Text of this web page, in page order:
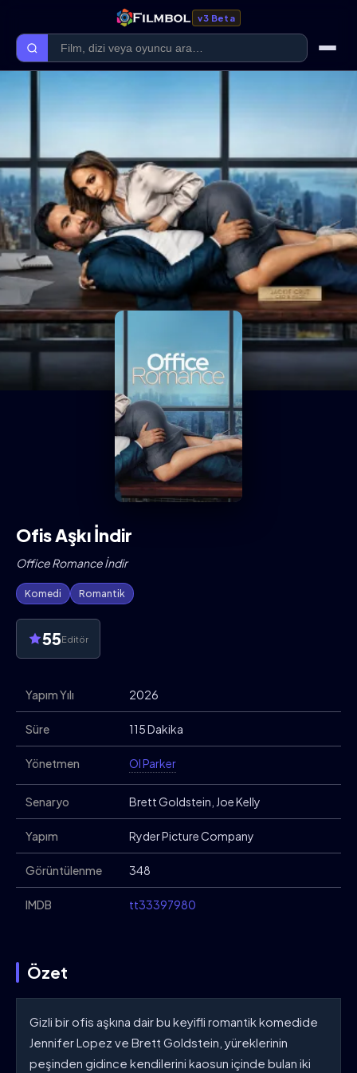
v3 Beta
Kategoriler
Kaliteler
Film Kategorileri
Dizi Kategorileri
Ofis Aşkı İndir
Office Romance İndir
Komedi Romantik
55Editör
Yapım Yılı 2026
Süre 115 Dakika
Yönetmen Ol Parker
Senaryo Brett Goldstein, Joe Kelly
Yapım Ryder Picture Company
Görüntülenme 348
IMDB tt33397980
Özet
Gizli bir ofis aşkına dair bu keyifli romantik komedide
Jennifer Lopez ve Brett Goldstein, yüreklerinin
peşinden gidince kendilerini kaosun içinde bulan iki